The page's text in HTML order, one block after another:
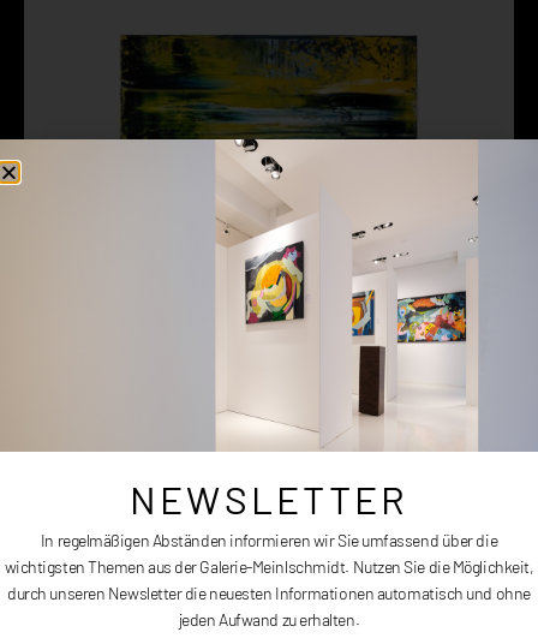
ABSTRACT PAINTING 11
Artikelnummer
SGS017
Art Abstract
NEWSLETTER
In regelmäßigen Abständen informieren wir Sie umfassend über die
wichtigsten Themen aus der Galerie-Meinlschmidt. Nutzen Sie die Möglichkeit,
durch unseren Newsletter die neuesten Informationen automatisch und ohne
jeden Aufwand zu erhalten.